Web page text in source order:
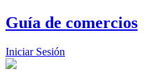
Guía de comercios
Iniciar Sesión